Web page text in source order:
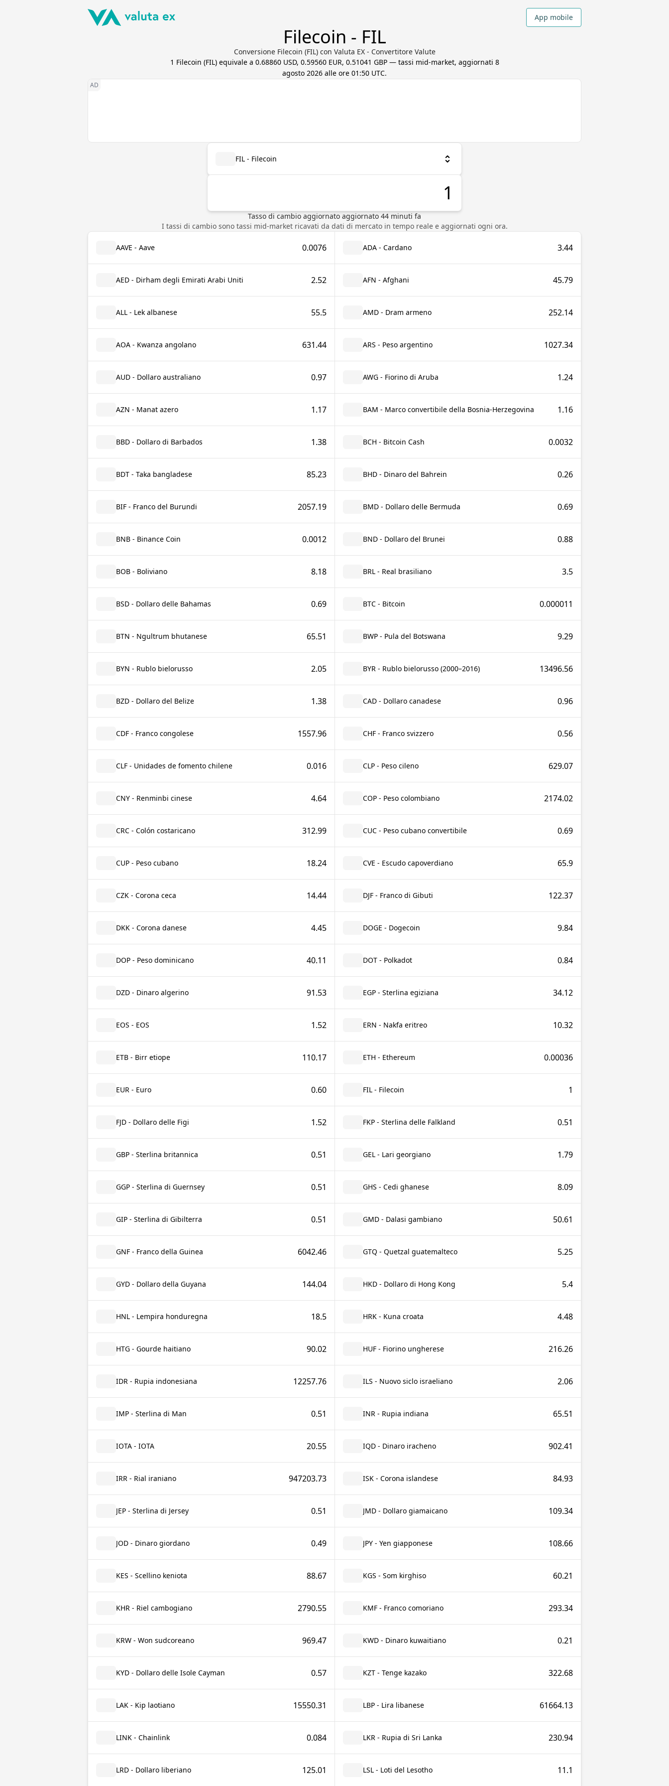
App mobile
Filecoin - FIL
Conversione Filecoin (FIL) con Valuta EX - Convertitore Valute
1 Filecoin (FIL) equivale a 0.68860 USD, 0.59560 EUR, 0.51041 GBP— tassi mid-market, aggiornati 8
agosto 2026 alle ore 01:50 UTC.
FIL - Filecoin
Tasso di cambio aggiornato aggiornato 44 minuti fa
I tassi di cambio sono tassi mid-market ricavati da dati di mercato in tempo reale e aggiornati ogni ora.
AAVE - Aave 0.0076 ADA - Cardano 3.44
AED - Dirham degli Emirati Arabi Uniti 2.52 AFN - Afghani 45.79
ALL - Lek albanese 55.5 AMD - Dram armeno 252.14
AOA - Kwanza angolano 631.44 ARS - Peso argentino 1027.34
AUD - Dollaro australiano 0.97 AWG - Fiorino di Aruba 1.24
AZN - Manat azero 1.17 BAM - Marco convertibile della Bosnia-Herzegovina 1.16
BBD - Dollaro di Barbados 1.38 BCH - Bitcoin Cash 0.0032
BDT - Taka bangladese 85.23 BHD - Dinaro del Bahrein 0.26
BIF - Franco del Burundi 2057.19 BMD - Dollaro delle Bermuda 0.69
BNB - Binance Coin 0.0012 BND - Dollaro del Brunei 0.88
BOB - Boliviano 8.18 BRL - Real brasiliano 3.5
BSD - Dollaro delle Bahamas 0.69 BTC - Bitcoin 0.000011
BTN - Ngultrum bhutanese 65.51 BWP - Pula del Botswana 9.29
BYN - Rublo bielorusso 2.05 BYR - Rublo bielorusso (2000–2016) 13496.56
BZD - Dollaro del Belize 1.38 CAD - Dollaro canadese 0.96
CDF - Franco congolese 1557.96 CHF - Franco svizzero 0.56
CLF - Unidades de fomento chilene 0.016 CLP - Peso cileno 629.07
CNY - Renminbi cinese 4.64 COP - Peso colombiano 2174.02
CRC - Colón costaricano 312.99 CUC - Peso cubano convertibile 0.69
CUP - Peso cubano 18.24 CVE - Escudo capoverdiano 65.9
CZK - Corona ceca 14.44 DJF - Franco di Gibuti 122.37
DKK - Corona danese 4.45 DOGE - Dogecoin 9.84
DOP - Peso dominicano 40.11 DOT - Polkadot 0.84
DZD - Dinaro algerino 91.53 EGP - Sterlina egiziana 34.12
EOS - EOS 1.52 ERN - Nakfa eritreo 10.32
ETB - Birr etiope 110.17 ETH - Ethereum 0.00036
EUR - Euro 0.60 FIL - Filecoin 1
FJD - Dollaro delle Figi 1.52 FKP - Sterlina delle Falkland 0.51
GBP - Sterlina britannica 0.51 GEL - Lari georgiano 1.79
GGP - Sterlina di Guernsey 0.51 GHS - Cedi ghanese 8.09
GIP - Sterlina di Gibilterra 0.51 GMD - Dalasi gambiano 50.61
GNF - Franco della Guinea 6042.46 GTQ - Quetzal guatemalteco 5.25
GYD - Dollaro della Guyana 144.04 HKD - Dollaro di Hong Kong 5.4
HNL - Lempira honduregna 18.5 HRK - Kuna croata 4.48
HTG - Gourde haitiano 90.02 HUF - Fiorino ungherese 216.26
IDR - Rupia indonesiana 12257.76 ILS - Nuovo siclo israeliano 2.06
IMP - Sterlina di Man 0.51 INR - Rupia indiana 65.51
IOTA - IOTA 20.55 IQD - Dinaro iracheno 902.41
IRR - Rial iraniano 947203.73 ISK - Corona islandese 84.93
JEP - Sterlina di Jersey 0.51 JMD - Dollaro giamaicano 109.34
JOD - Dinaro giordano 0.49 JPY - Yen giapponese 108.66
KES - Scellino keniota 88.67 KGS - Som kirghiso 60.21
KHR - Riel cambogiano 2790.55 KMF - Franco comoriano 293.34
KRW - Won sudcoreano 969.47 KWD - Dinaro kuwaitiano 0.21
KYD - Dollaro delle Isole Cayman 0.57 KZT - Tenge kazako 322.68
LAK - Kip laotiano 15550.31 LBP - Lira libanese 61664.13
LINK - Chainlink 0.084 LKR - Rupia di Sri Lanka 230.94
LRD - Dollaro liberiano 125.01 LSL - Loti del Lesotho 11.1